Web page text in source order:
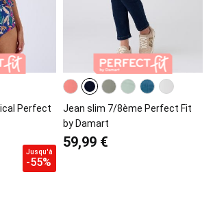
Perfect
Jusqu'à
-55%
Jean slim 7/8ème Perfect Fit
by Damart
59,99 €